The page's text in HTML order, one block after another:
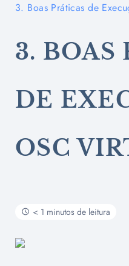
3. Boas Práticas de
3. BOAS
DE
OSC
< 1 minutos de leitura